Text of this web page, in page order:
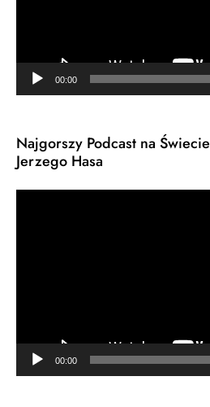
00:00
Najgorszy Podcast na
Jerzego Hasa
00:00